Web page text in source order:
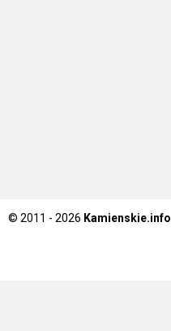
© 2011 - 2026 Kamienskie.info